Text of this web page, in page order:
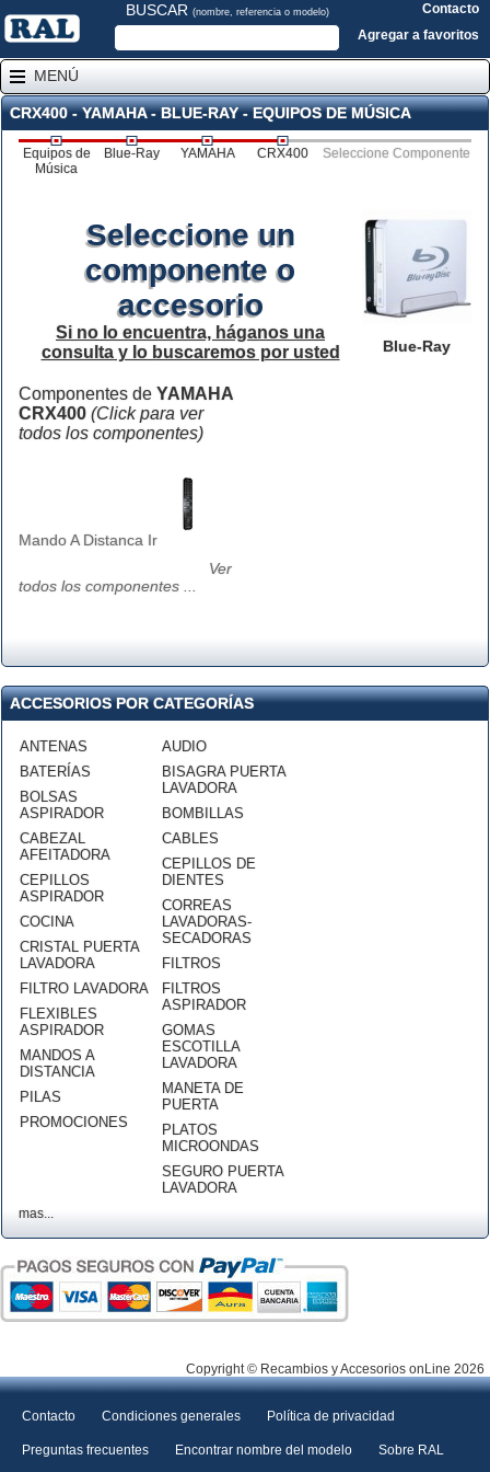
BUSCAR (nombre, referencia o modelo)
Contacto
Agregar a favoritos
MENÚ
CRX400 - YAMAHA - BLUE-RAY - EQUIPOS DE MÚSICA
Equipos de
Música
Blue-Ray YAMAHA CRX400 Seleccione Componente
Blue-Ray
Seleccione un
componente o
accesorio
Si no lo encuentra, háganos una
consulta y lo buscaremos por usted
Componentes de YAMAHA
CRX400 (Click para ver
todos los componentes)
Mando A Distanca Ir
Ver
todos los componentes ...
ACCESORIOS POR CATEGORÍAS
ANTENAS
BATERÍAS
BOLSAS
ASPIRADOR
CABEZAL
AFEITADORA
CEPILLOS
ASPIRADOR
COCINA
CRISTAL PUERTA
LAVADORA
FILTRO LAVADORA
FLEXIBLES
ASPIRADOR
MANDOS A
DISTANCIA
PILAS
PROMOCIONES
AUDIO
BISAGRA PUERTA
LAVADORA
BOMBILLAS
CABLES
CEPILLOS DE
DIENTES
CORREAS
LAVADORAS-
SECADORAS
FILTROS
FILTROS
ASPIRADOR
GOMAS
ESCOTILLA
LAVADORA
MANETA DE
PUERTA
PLATOS
MICROONDAS
SEGURO PUERTA
LAVADORA
mas...
Copyright © Recambios y Accesorios onLine 2026
Contacto Condiciones generales Política de privacidad
Preguntas frecuentes Encontrar nombre del modelo Sobre RAL